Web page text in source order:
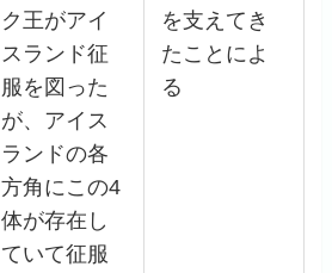
ク王がアイ
スランド征
服を図った
が、アイス
ランドの各
方角にこの4
体が存在し
ていて征服
を支えてき
たことによ
る